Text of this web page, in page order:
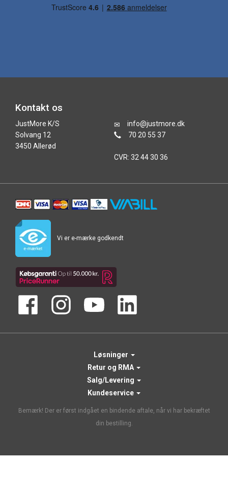
Kontakt os
JustMore K/S
Solvang 12
3450 Allerød
info@justmore.dk
70 20 55 37
CVR: 32 44 30 36
Vi er e-mærke godkendt
Løsninger
Retur og RMA
Salg/Levering
Kundeservice
Bemærk! Der er først indgået en bindende aftale, når vi har bekræftet
din bestilling.